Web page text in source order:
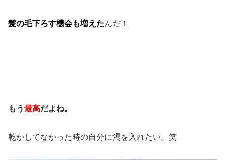
髪の毛下ろす機会も増えたんだ！
もう最高だよね。
乾かしてなかった時の自分に渇を入れたい。笑